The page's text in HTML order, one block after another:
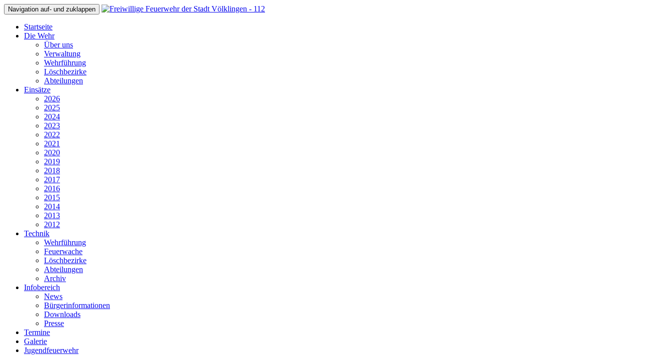
Navigation auf- und zuklappen
Startseite
Die Wehr
Über uns
Verwaltung
Wehrführung
Löschbezirke
Abteilungen
Einsätze
2026
2025
2024
2023
2022
2021
2020
2019
2018
2017
2016
2015
2014
2013
2012
Technik
Wehrführung
Feuerwache
Löschbezirke
Abteilungen
Archiv
Infobereich
News
Bürgerinformationen
Downloads
Presse
Termine
Galerie
Jugendfeuerwehr